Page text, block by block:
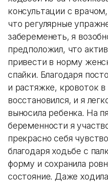
консультации с
что регулярные
забеременеть, я
предположил, что
привести в норму
спайки. Благодаря
и растяжке, кровоток
восстановился, и я
выносила ребенка. На
беременности я
прекрасно себя
благодаря ходьбе с
форму и сохранила
состояние. Даже